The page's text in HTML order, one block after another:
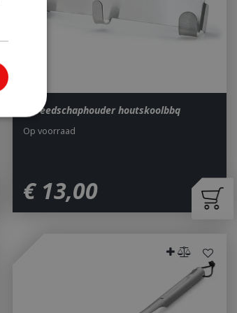
Gereedschaphouder houtskoolbbq
€ 13,00
Op voorraad